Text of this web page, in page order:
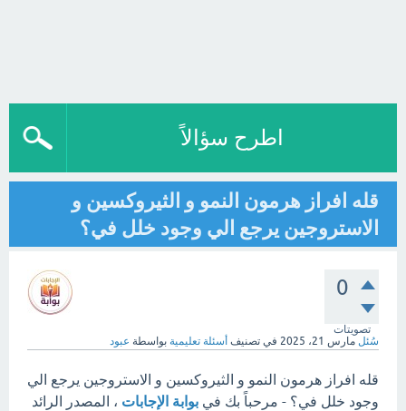
اطرح سؤالاً
قله افراز هرمون النمو و الثيروكسين و
الاستروجين يرجع الي وجود خلل في؟
0
تصويتات
سُئل مارس 21، 2025 في تصنيف أسئلة تعليمية بواسطة عبود
قله افراز هرمون النمو و الثيروكسين و الاستروجين يرجع الي
وجود خلل في؟ - مرحباً بك في بوابة الإجابات ، المصدر الرائد